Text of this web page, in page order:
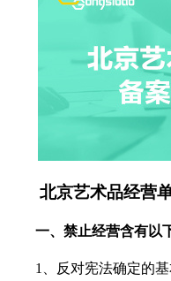
北京艺术品经营
一、禁止经营含有以
1、反对宪法确定的基